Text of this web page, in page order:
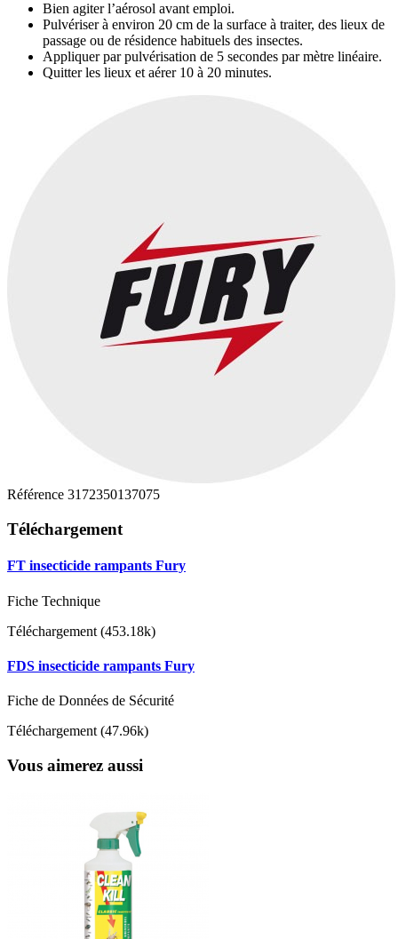
Bien agiter l’aérosol avant emploi.
Pulvériser à environ 20 cm de la surface à traiter, des lieux de
passage ou de résidence habituels des insectes.
Appliquer par pulvérisation de 5 secondes par mètre linéaire.
Quitter les lieux et aérer 10 à 20 minutes.
Référence 3172350137075
Téléchargement
FT insecticide rampants Fury
Fiche Technique
Téléchargement (453.18k)
FDS insecticide rampants Fury
Fiche de Données de Sécurité
Téléchargement (47.96k)
Vous aimerez aussi